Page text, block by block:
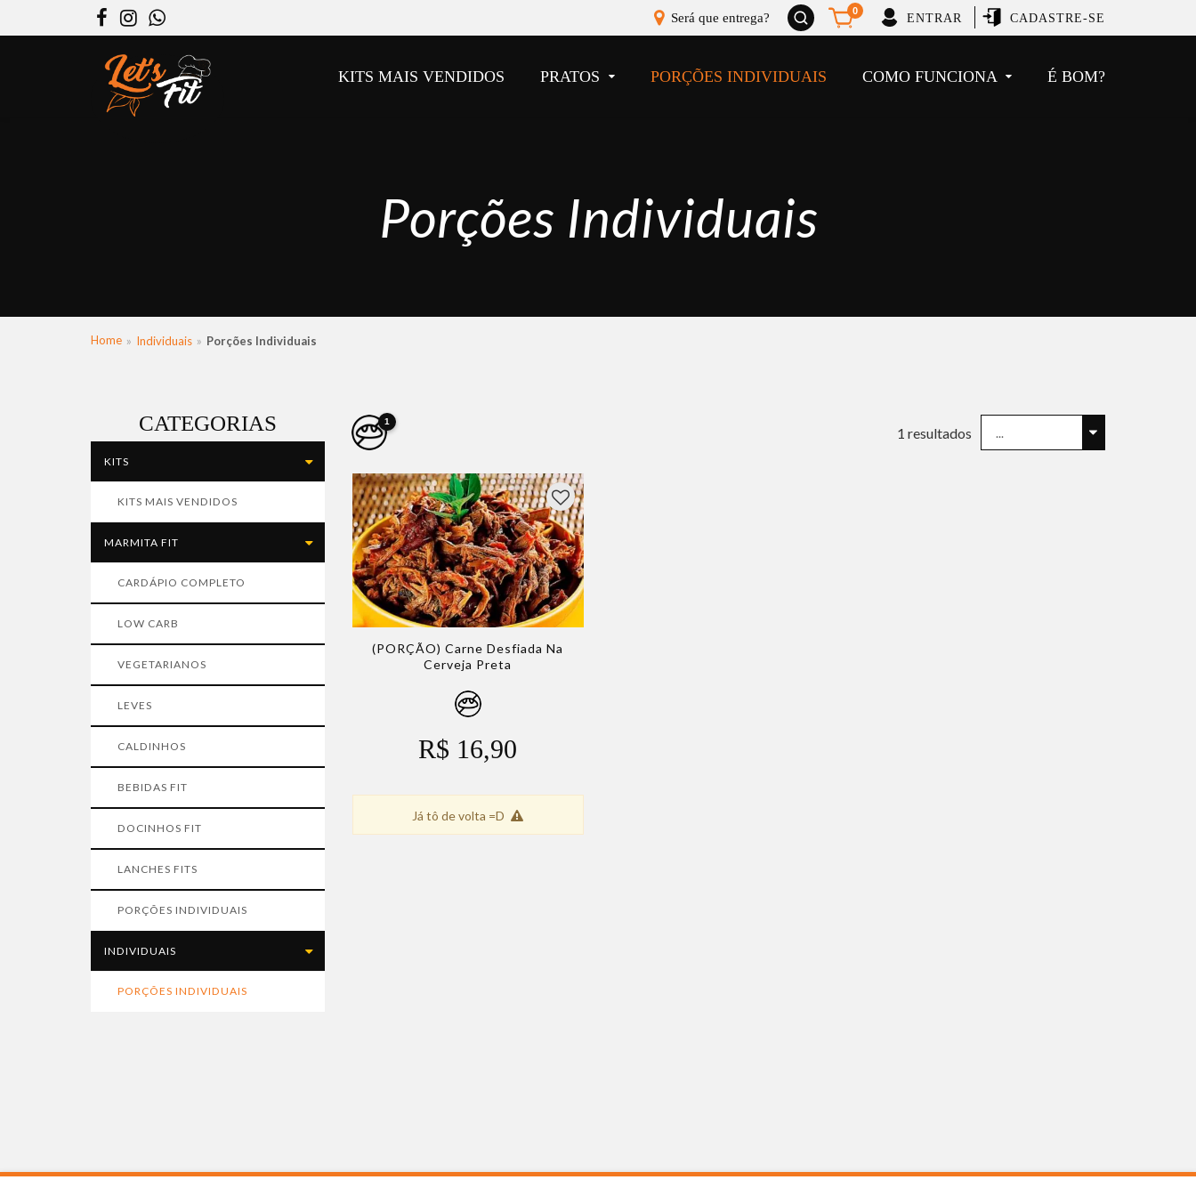
FacebookInstagramWhatsApp Será que entrega?
Abrir
busca
0
ENTRAR CADASTRE-SE
KITS MAIS VENDIDOS PRATOS PORÇÕES INDIVIDUAIS COMO FUNCIONA É BOM?
Porções Individuais
Home Individuais Porções Individuais
CATEGORIAS
KITS
KITS MAIS VENDIDOS
MARMITA FIT
CARDÁPIO COMPLETO
LOW CARB
VEGETARIANOS
LEVES
CALDINHOS
BEBIDAS FIT
DOCINHOS FIT
LANCHES FITS
PORÇÕES INDIVIDUAIS
INDIVIDUAIS
PORÇÕES INDIVIDUAIS
1
1 resultados
(PORÇÃO) Carne Desfiada Na
Cerveja Preta
R$ 16,90
Já tô de volta =D